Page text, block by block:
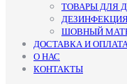
ТОВАРЫ ДЛЯ
ШОВНЫЙ
ДОСТАВКА И ОПЛАТА
О НАС
КОНТАКТЫ